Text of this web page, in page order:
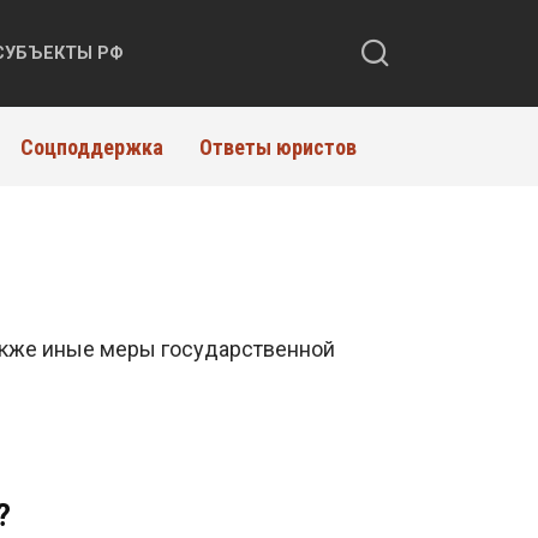
РФ
Соцподдержка Ответы юристов
иные меры государственной